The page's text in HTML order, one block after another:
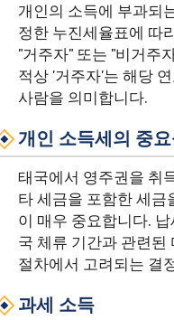
개인의 소득에 부과되
정한 누진세율표에 따
"거주자" 또는 "비거주
적상 '거주자'는 해당
사람을 의미합니다.
개인 소득세의 중요
태국에서 영주권을 취
타 세금을 포함한 세금
이 매우 중요합니다.
국 체류 기간과 관련된
절차에서 고려되는 결
과세 소득